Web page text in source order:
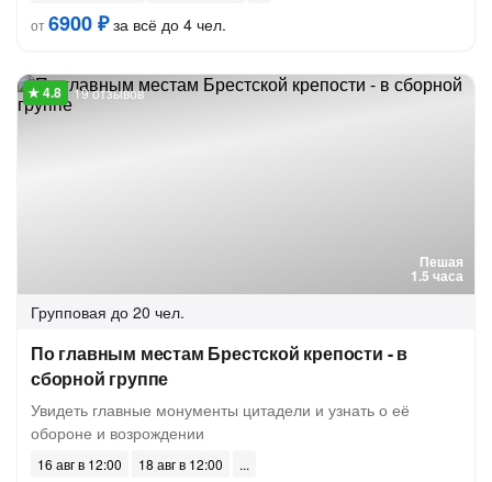
от6900 ₽за всё до 4 чел.
Пешая
1.5 часа
19 отзывов
Групповая до 20 чел.
По главным местам Брестской крепости - в
сборной группе
Увидеть главные монументы цитадели и узнать о её
обороне и возрождении
16 авг в 12:00 18 авг в 12:00